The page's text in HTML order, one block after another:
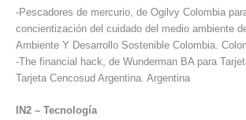
-Pescadores de mercurio, de Ogilvy Colombia
concientización del cuidado del medio ambiente
Ambiente Y Desarrollo Sostenible Colombia.
-The financial hack, de Wunderman BA para
Tarjeta Cencosud Argentina. Argentina
IN2 – Tecnología